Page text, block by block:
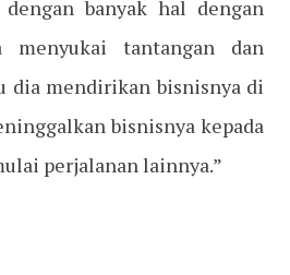
banyak hal dengan
menyukai tantangan dan
dia mendirikan bisnisnya di
bisnisnya kepada
perjalanan lainnya.”